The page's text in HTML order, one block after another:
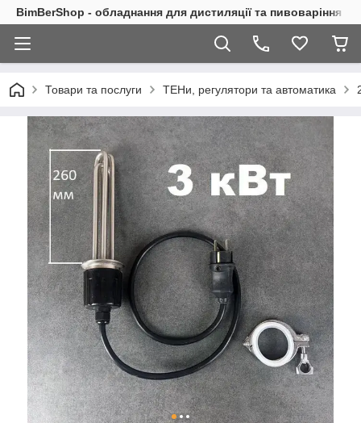
BimBerShop - обладнання для дистиляції та пивоваріння
Товари та послуги ТЕНи, регулятори та автоматика